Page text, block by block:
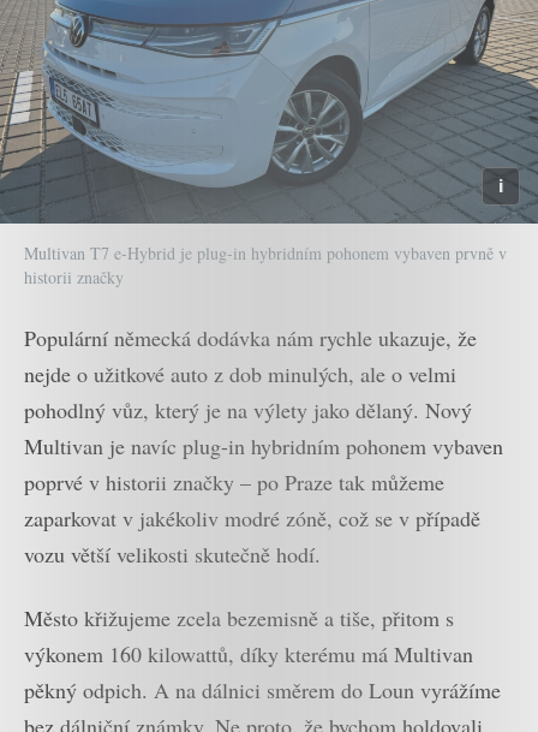
Multivan T7 e-Hybrid je plug-in hybridním pohonem vybaven prvně v
historii značky
Populární německá dodávka nám rychle ukazuje, že
nejde o užitkové auto z dob minulých, ale o velmi
pohodlný vůz, který je na výlety jako dělaný. Nový
Multivan je navíc plug-in hybridním pohonem vybaven
poprvé v historii značky – po Praze tak můžeme
zaparkovat v jakékoliv modré zóně, což se v případě
vozu větší velikosti skutečně hodí.
Město křižujeme zcela bezemisně a tiše, přitom s
výkonem 160 kilowattů, díky kterému má Multivan
pěkný odpich. A na dálnici směrem do Loun vyrážíme
bez dálniční známky. Ne proto, že bychom holdovali